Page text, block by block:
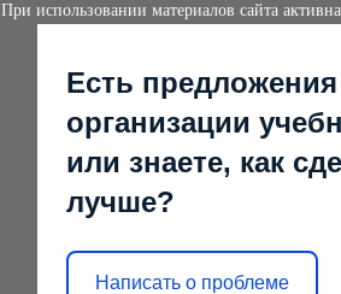
При использовании материалов сайта
Есть
организации
или знаете, как
лучше?
Написать о проблеме